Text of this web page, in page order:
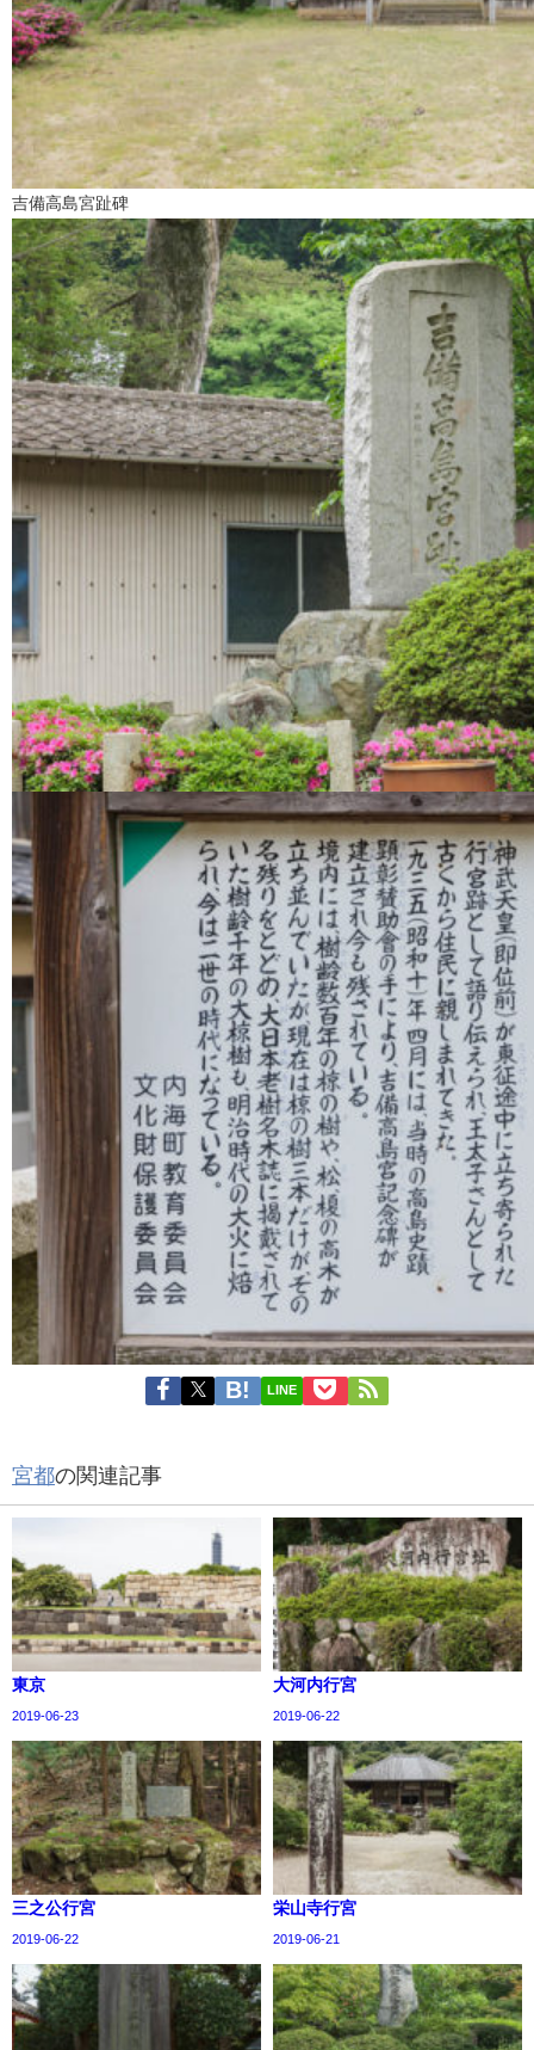
吉備高島宮趾碑
LINE
宮都の関連記事
東京
2019-06-23
大河内行宮
2019-06-22
三之公行宮
2019-06-22
栄山寺行宮
2019-06-21